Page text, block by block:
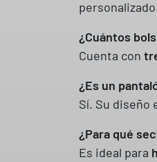
¿Cuántos
Cuenta con
¿Es un
Sí. Su diseño
¿Para qué
Es ideal para